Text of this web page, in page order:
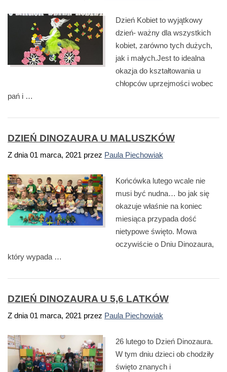
Dzień Kobiet to wyjątkowy
dzień- ważny dla wszystkich
kobiet, zarówno tych dużych,
jak i małych.Jest to idealna
okazja do kształtowania u
chłopców uprzejmości wobec
pań i …
DZIEŃ DINOZAURA U MALUSZKÓW
Z dnia 01 marca, 2021 przez Paula Piechowiak
Końcówka lutego wcale nie
musi być nudna… bo jak się
okazuje właśnie na koniec
miesiąca przypada dość
nietypowe święto. Mowa
oczywiście o Dniu Dinozaura,
który wypada …
DZIEŃ DINOZAURA U 5,6 LATKÓW
Z dnia 01 marca, 2021 przez Paula Piechowiak
26 lutego to Dzień Dinozaura.
W tym dniu dzieci ob chodziły
święto znanych i